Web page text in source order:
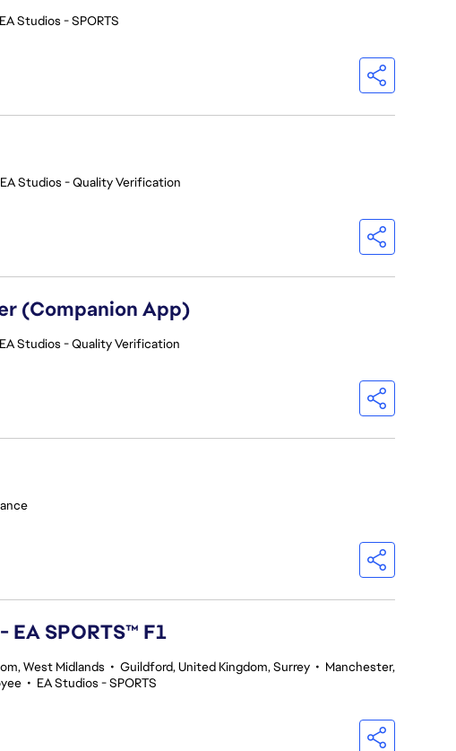
EA Studios - SPORTS
EA Studios - Quality Verification
(Companion App)
EA Studios - Quality Verification
SPORTS™ F1
West Midlands • Guildford, United Kingdom, Surrey • Manchester,
• EA Studios - SPORTS